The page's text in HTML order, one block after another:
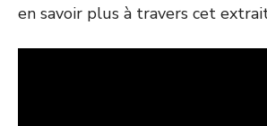
en savoir plus à travers cet